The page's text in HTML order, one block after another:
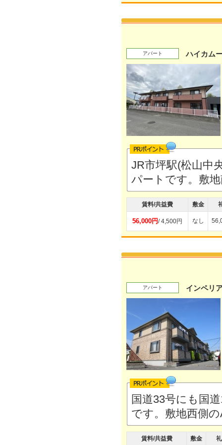
アパート ハイカム
JR市坪駅(松山中
パートです。敷
賃料/共益費 敷金
56,000円/ 4,500円 なし
アパート インペリ
国道33号にも国
です。敷地西側
賃料/共益費 敷金